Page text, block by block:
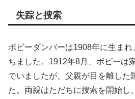
失踪と捜索
ボビーダンバーは1908年に生ま
ちました。1912年8月、ボビーは
でいましたが、父親が目を離した
た。両親はただちに捜索を開始し